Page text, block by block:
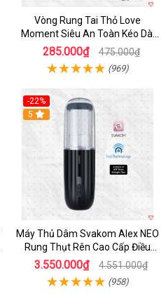
Vòng Rung Tai Thỏ Love
Moment Siêu An Toàn Kéo Dài
Thời Gian
285.000₫ 475.000₫
(969)
-22%
5
Máy Thủ Dâm Svakom Alex NEO
Rung Thụt Rên Cao Cấp Điều
Khiển App
3.550.000₫ 4.551.000₫
(958)